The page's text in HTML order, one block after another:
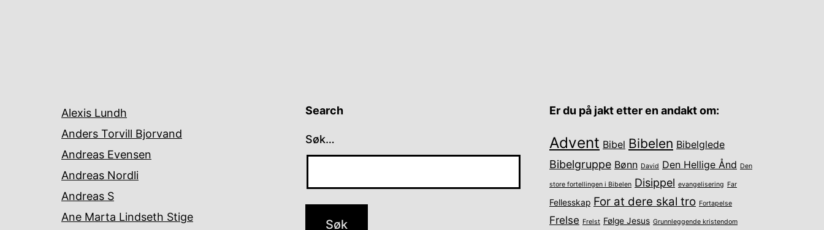
Alexis Lundh
Anders Torvill Bjorvand
Andreas Evensen
Andreas Nordli
Andreas S
Ane Marta Lindseth Stige
Search
Søk…
Er du på jakt etter en andakt om:
Advent Bibel Bibelen Bibelglede
Bibelgruppe Bønn David Den Hellige Ånd Den
store fortellingen i Bibelen Disippel evangelisering Far
Fellesskap For at dere skal tro Fortapelse
Frelse Frelst Følge Jesus Grunnleggende kristendom